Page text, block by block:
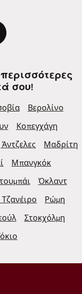
σου!
Βερολίνο
Κοπεγχάγη
Μαδρίτη
Μπανγκόκ
Όκλαντ
Τζανέιρο
Ρώμη
Στοκχόλμη